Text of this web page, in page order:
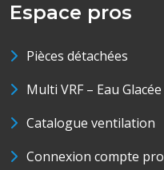
Espace pros
Pièces détachées
Multi VRF – Eau Glacée
Catalogue ventilation
Connexion compte pro